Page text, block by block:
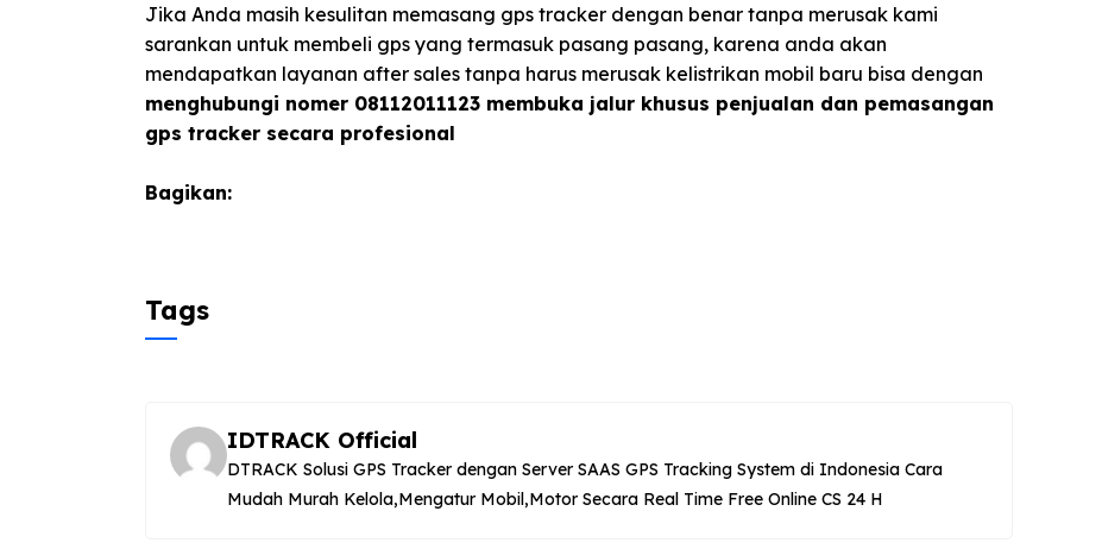
Jika Anda masih kesulitan memasang gps tracker dengan benar tanpa merusak kami
sarankan untuk membeli gps yang termasuk pasang pasang, karena anda akan
mendapatkan layanan after sales tanpa harus merusak kelistrikan mobil baru bisa dengan
menghubungi nomer 08112011123 membuka jalur khusus penjualan dan pemasangan
gps tracker secara profesional
Bagikan:
Tags
IDTRACK Official
DTRACK Solusi GPS Tracker dengan Server SAAS GPS Tracking System di Indonesia Cara
Mudah Murah Kelola,Mengatur Mobil,Motor Secara Real Time Free Online CS 24 H